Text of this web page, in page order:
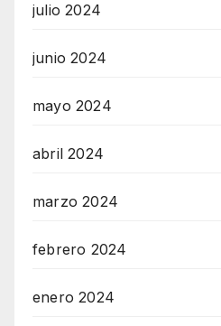
julio 2024
junio 2024
mayo 2024
abril 2024
marzo 2024
febrero 2024
enero 2024